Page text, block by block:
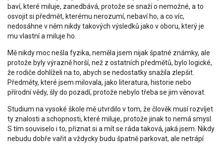
baví, které miluje, zanedbává, protože se snaží o nemožné, a to
osvojit si předmět, kterému nerozumí, nebaví ho, a co víc,
nedosáhne v něm nikdy takových výsledků jako v oboru, který je
mu vlastní a miluje ho.
Mě nikdy moc nešla fyzika, neměla jsem nijak špatné známky, ale
protože byly výrazně horší, než z ostatních předmětů, bylo logické,
že rodiče dohlíželi na to, abych se nedostatky snažila zlepšit.
Předměty, které jsem milovala, jako literatura, historie nebo
přírodní vědy, šly do pozadí, protože nebylo třeba se jim věnovat.
Studium na vysoké škole mě utvrdilo v tom, že člověk musí rozvíjet
ty znalosti a schopnosti, které miluje, protože jinak to nemá smysl.
S tím souviselo i to, přiznat si a mít se ráda taková, jaká jsem. Nikdy
nebudu dobře vařit a vždycky budu špatně parkovat, ale netrápí